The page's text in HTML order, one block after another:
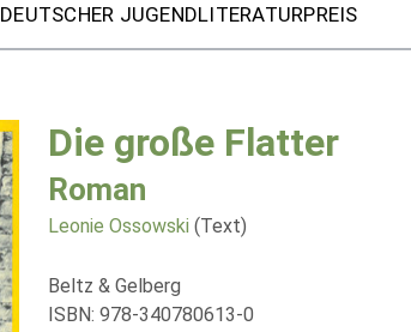
DEUTSCHER JUGENDLITERATURPREIS
Die große Flatter
Roman
Leonie Ossowski (Text)
Beltz & Gelberg
ISBN: 978-340780613-0